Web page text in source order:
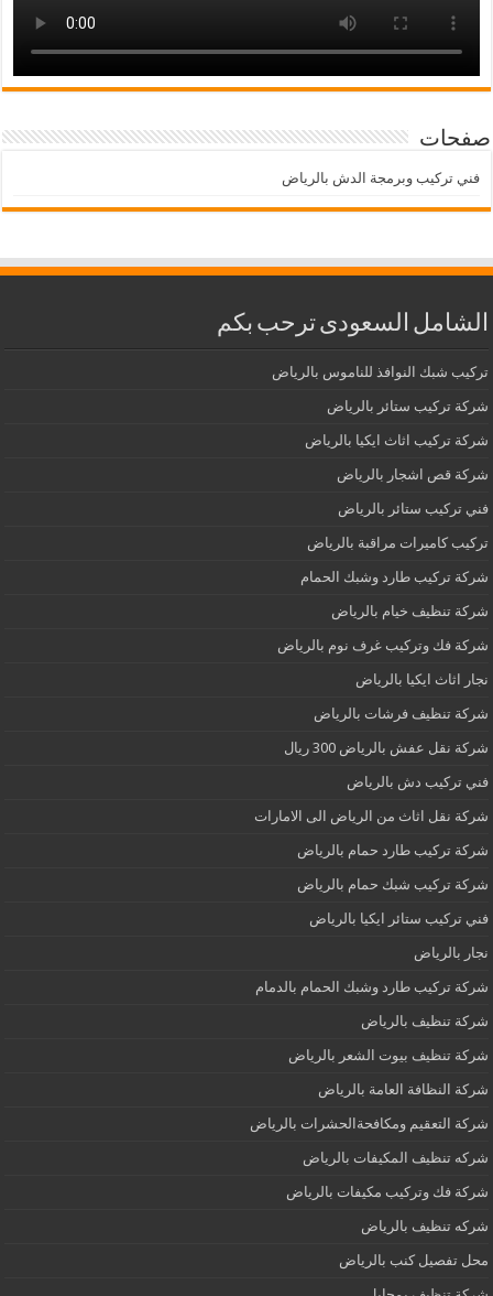
صفحات
فني تركيب وبرمجة الدش بالرياض
الشامل السعودى ترحب بكم
تركيب شبك النوافذ للناموس بالرياض
شركة تركيب ستائر بالرياض
شركة تركيب اثاث ايكيا بالرياض
شركة قص اشجار بالرياض
فني تركيب ستائر بالرياض
تركيب كاميرات مراقبة بالرياض
شركة تركيب طارد وشبك الحمام
شركة تنظيف خيام بالرياض
شركة فك وتركيب غرف نوم بالرياض
نجار اثاث ايكيا بالرياض
شركة تنظيف فرشات بالرياض
شركة نقل عفش بالرياض 300 ريال
فني تركيب دش بالرياض
شركة نقل اثاث من الرياض الى الامارات
شركة تركيب طارد حمام بالرياض
شركة تركيب شبك حمام بالرياض
فني تركيب ستائر ايكيا بالرياض
نجار بالرياض
شركة تركيب طارد وشبك الحمام بالدمام
شركة تنظيف بالرياض
شركة تنظيف بيوت الشعر بالرياض
شركة النظافة العامة بالرياض
شركة التعقيم ومكافحةالحشرات بالرياض
شركه تنظيف المكيفات بالرياض
شركة فك وتركيب مكيفات بالرياض
شركه تنظيف بالرياض
محل تفصيل كنب بالرياض